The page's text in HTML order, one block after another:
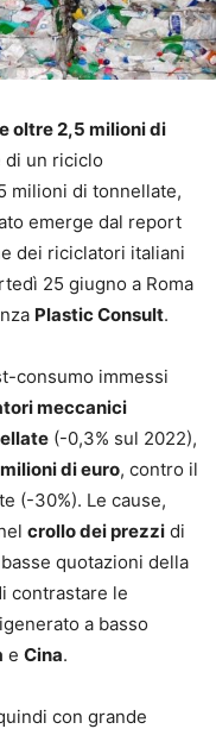
oltre 2,5 milioni di
di un riciclo
milioni di tonnellate,
emerge dal report
dei riciclatori italiani
25 giugno a Roma
Plastic Consult.
consumo immessi
meccanici
(-0,3% sul 2022),
di euro, contro il
(-30%). Le cause,
crollo dei prezzi di
quotazioni della
contrastare le
a basso
e Cina.
con grande